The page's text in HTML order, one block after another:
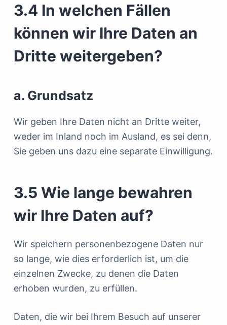
3.4 In welchen Fällen
können wir Ihre Daten an
Dritte weitergeben?
a. Grundsatz
Wir geben Ihre Daten nicht an Dritte weiter,
weder im Inland noch im Ausland, es sei denn,
Sie geben uns dazu eine separate Einwilligung.
3.5 Wie lange bewahren
wir Ihre Daten auf?
Wir speichern personenbezogene Daten nur
so lange, wie dies erforderlich ist, um die
einzelnen Zwecke, zu denen die Daten
erhoben wurden, zu erfüllen.
Daten, die wir bei Ihrem Besuch auf unserer